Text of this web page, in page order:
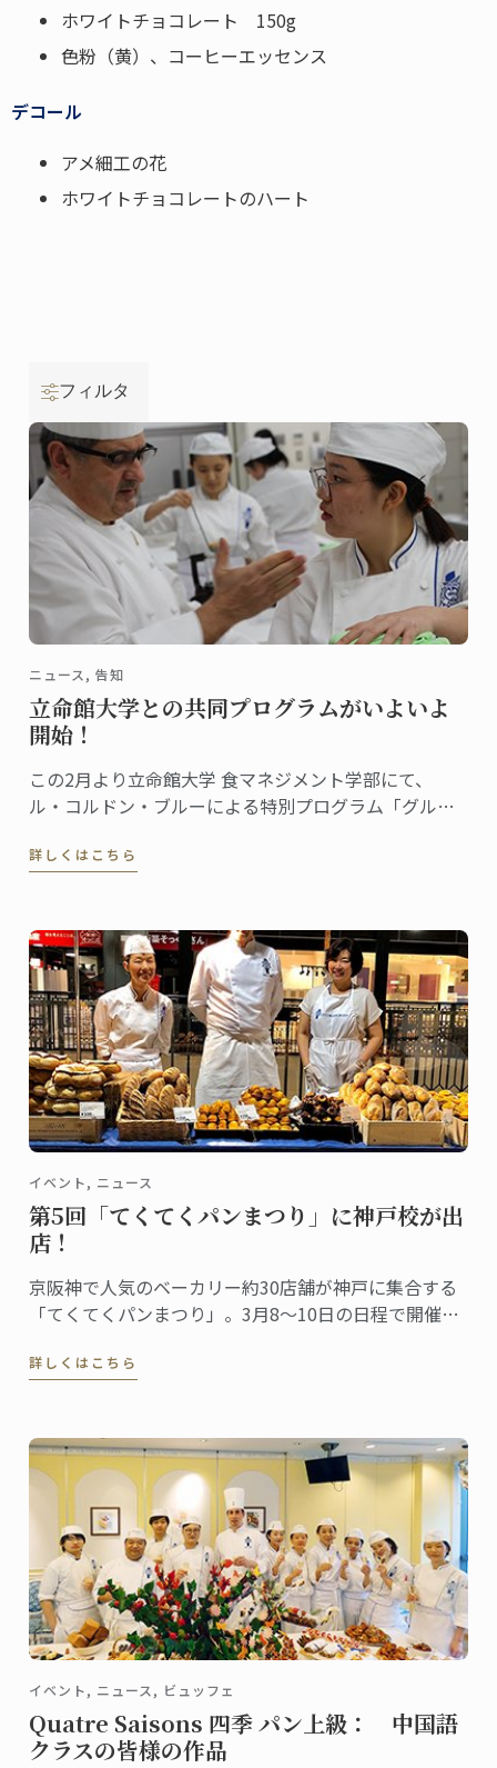
ホワイトチョコレート 150g
色粉（黄）、コーヒーエッセンス
デコール
アメ細工の花
ホワイトチョコレートのハート
フィルタ
ニュース, 告知
立命館大学との共同プログラムがいよいよ
開始！
この2月より立命館大学 食マネジメント学部にて、
ル・コルドン・ブルーによる特別プログラム「グルー
ログラム」がスタート。
詳しくはこちら
イベント, ニュース
第5回「てくてくパンまつり」に神戸校が出
店！
京阪神で人気のベーカリー約30店舗が神戸に集合する
「てくてくパンまつり」。3月8～10日の日程で開催さ
ベントとしてすっかり定着しました。ル･コルドン･ブ
詳しくはこちら
イベント, ニュース, ビュッフェ
Quatre Saisons 四季 パン上級： 中国語
クラスの皆様の作品